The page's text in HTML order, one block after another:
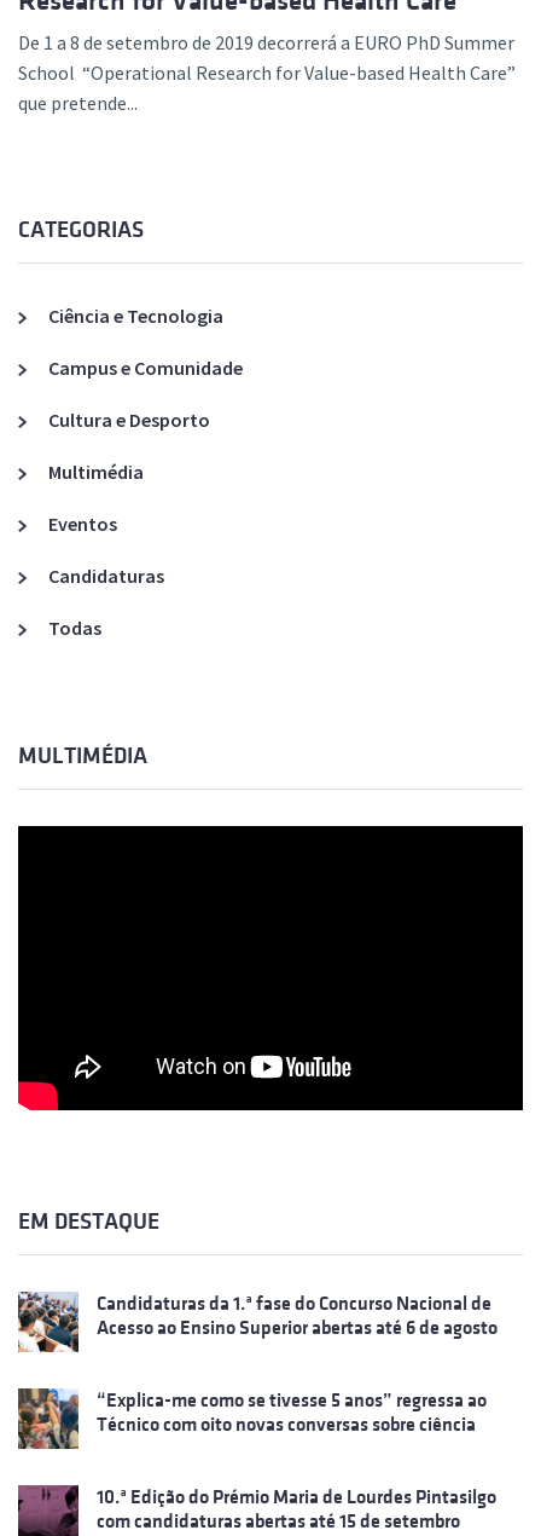
De 1 a 8 de setembro de 2019 decorrerá a EURO PhD Summer
School “Operational Research for Value-based Health Care”
que pretende...
CATEGORIAS
Ciência e Tecnologia
Campus e Comunidade
Cultura e Desporto
Multimédia
Eventos
Candidaturas
Todas
MULTIMÉDIA
EM DESTAQUE
Candidaturas da 1.ª fase do Concurso Nacional de
Acesso ao Ensino Superior abertas até 6 de agosto
“Explica-me como se tivesse 5 anos” regressa ao
Técnico com oito novas conversas sobre ciência
10.ª Edição do Prémio Maria de Lourdes Pintasilgo
com candidaturas abertas até 15 de setembro